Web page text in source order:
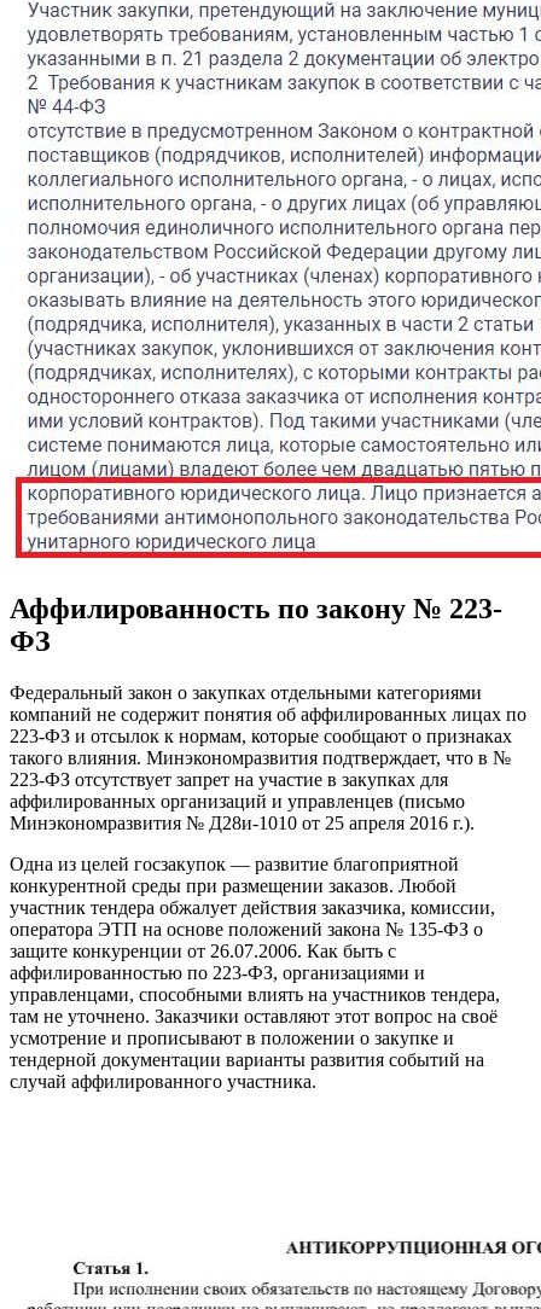
Аффилированность по закону № 223-
ФЗ
Федеральный закон о закупках отдельными категориями
компаний не содержит понятия об аффилированных лицах по
223-ФЗ и отсылок к нормам, которые сообщают о признаках
такого влияния. Минэкономразвития подтверждает, что в №
223-ФЗ отсутствует запрет на участие в закупках для
аффилированных организаций и управленцев (письмо
Минэкономразвития № Д28и-1010 от 25 апреля 2016 г.).
Одна из целей госзакупок — развитие благоприятной
конкурентной среды при размещении заказов. Любой
участник тендера обжалует действия заказчика, комиссии,
оператора ЭТП на основе положений закона № 135-ФЗ о
защите конкуренции от 26.07.2006. Как быть с
аффилированностью по 223-ФЗ, организациями и
управленцами, способными влиять на участников тендера,
там не уточнено. Заказчики оставляют этот вопрос на своё
усмотрение и прописывают в положении о закупке и
тендерной документации варианты развития событий на
случай аффилированного участника.